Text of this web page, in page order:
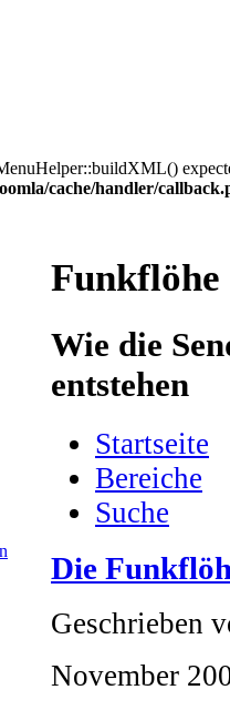
cache/handler/
Funkflöhe
Wie die
entstehen
Startseite
Bereiche
Suche
Die
Geschrieben
November